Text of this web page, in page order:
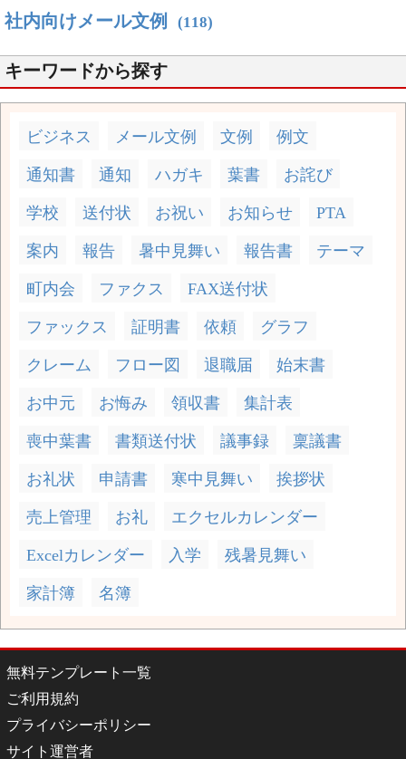
社内向けメール文例 (118)
キーワードから探す
ビジネス メール文例 文例 例文
通知書 通知 ハガキ 葉書 お詫び
学校 送付状 お祝い お知らせ PTA
案内 報告 暑中見舞い 報告書 テーマ
町内会 ファクス FAX送付状
ファックス 証明書 依頼 グラフ
クレーム フロー図 退職届 始末書
お中元 お悔み 領収書 集計表
喪中葉書 書類送付状 議事録 稟議書
お礼状 申請書 寒中見舞い 挨拶状
売上管理 お礼 エクセルカレンダー
Excelカレンダー 入学 残暑見舞い
家計簿 名簿
無料テンプレート一覧
ご利用規約
プライバシーポリシー
サイト運営者